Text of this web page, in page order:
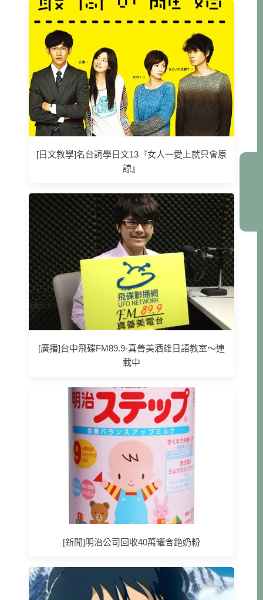
[日文教學]名台詞學日文13『女人一愛上就只會原
諒』
[廣播]台中飛碟FM89.9-真善美酒雄日語教室～連
載中
[新聞]明治公司回收40萬罐含銫奶粉